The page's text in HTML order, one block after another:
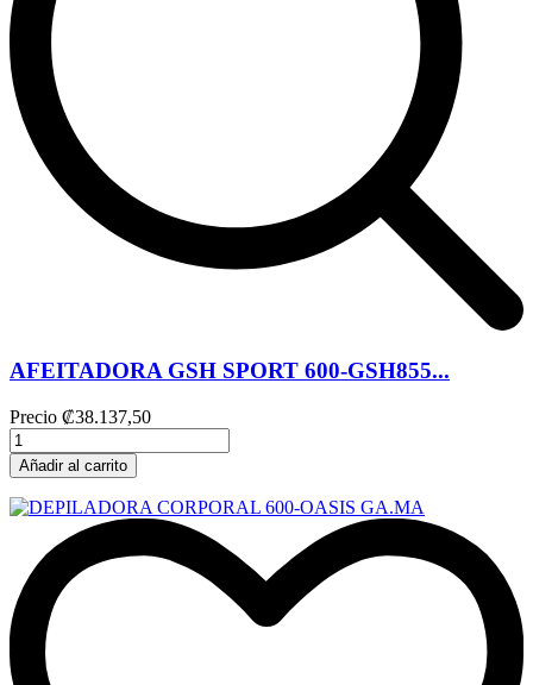
AFEITADORA GSH SPORT 600-GSH855...
Precio ₡38.137,50
Añadir al carrito